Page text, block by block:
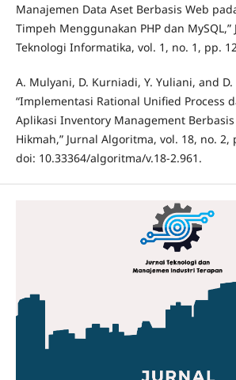
Manajemen Data Aset Berbasis Web
Timpeh Menggunakan PHP dan MySQL,”
Teknologi Informatika, vol. 1, no. 1, pp.
A. Mulyani, D. Kurniadi, Y. Yuliani, and
“Implementasi Rational Unified Process
Aplikasi Inventory Management Berbasis
Hikmah,” Jurnal Algoritma, vol. 18, no. 2,
doi: 10.33364/algoritma/v.18-2.961.